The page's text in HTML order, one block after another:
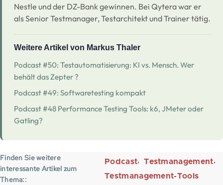
Nestle und der DZ-Bank gewinnen. Bei Qytera war er
als Senior Testmanager, Testarchitekt und Trainer tätig.
Weitere Artikel von Markus Thaler
Podcast #50: Testautomatisierung: KI vs. Mensch. Wer
behält das Zepter ?
Podcast #49: Softwaretesting kompakt
Podcast #48 Performance Testing Tools: k6, JMeter oder
Gatling?
Finden Sie weitere
interessante Artikel zum
Thema:
Podcast
Testmanagement
Testmanagement-Tools